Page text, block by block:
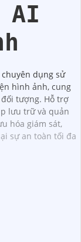
AI
dụng sử
hình ảnh, cung
tượng. Hỗ trợ
lưu trữ và quản
hóa giám sát,
sự an toàn tối đa
cho bạn trải
các tính năng